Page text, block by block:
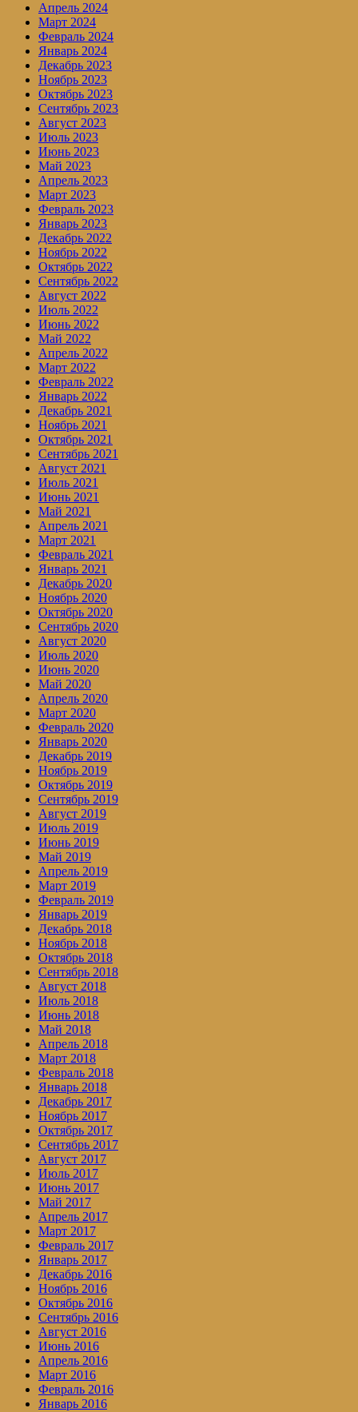
Апрель 2024
Март 2024
Февраль 2024
Январь 2024
Декабрь 2023
Ноябрь 2023
Октябрь 2023
Сентябрь 2023
Август 2023
Июль 2023
Июнь 2023
Май 2023
Апрель 2023
Март 2023
Февраль 2023
Январь 2023
Декабрь 2022
Ноябрь 2022
Октябрь 2022
Сентябрь 2022
Август 2022
Июль 2022
Июнь 2022
Май 2022
Апрель 2022
Март 2022
Февраль 2022
Январь 2022
Декабрь 2021
Ноябрь 2021
Октябрь 2021
Сентябрь 2021
Август 2021
Июль 2021
Июнь 2021
Май 2021
Апрель 2021
Март 2021
Февраль 2021
Январь 2021
Декабрь 2020
Ноябрь 2020
Октябрь 2020
Сентябрь 2020
Август 2020
Июль 2020
Июнь 2020
Май 2020
Апрель 2020
Март 2020
Февраль 2020
Январь 2020
Декабрь 2019
Ноябрь 2019
Октябрь 2019
Сентябрь 2019
Август 2019
Июль 2019
Июнь 2019
Май 2019
Апрель 2019
Март 2019
Февраль 2019
Январь 2019
Декабрь 2018
Ноябрь 2018
Октябрь 2018
Сентябрь 2018
Август 2018
Июль 2018
Июнь 2018
Май 2018
Апрель 2018
Март 2018
Февраль 2018
Январь 2018
Декабрь 2017
Ноябрь 2017
Октябрь 2017
Сентябрь 2017
Август 2017
Июль 2017
Июнь 2017
Май 2017
Апрель 2017
Март 2017
Февраль 2017
Январь 2017
Декабрь 2016
Ноябрь 2016
Октябрь 2016
Сентябрь 2016
Август 2016
Июнь 2016
Апрель 2016
Март 2016
Февраль 2016
Январь 2016